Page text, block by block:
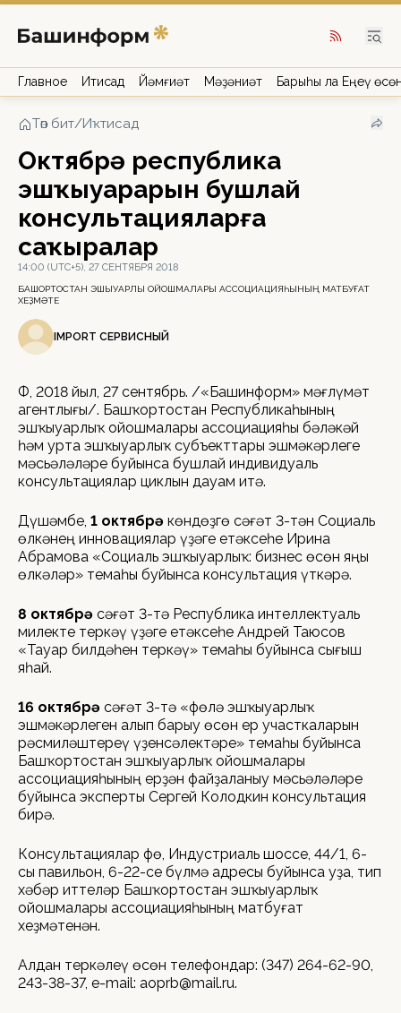
Главное Иҡтисад Йәмғиәт Мәҙәниәт Барыһы ла Еңеү
Төп бит/Иҡтисад
Октябрҙә республика
эшҡыуарҙарын бушлай
консультацияларға
саҡыралар
14:00 (UTC+5), 27 СЕНТЯБРЯ 2018
БАШҠОРТОСТАН ЭШҠЫУАРЛЫҠ ОЙОШМАЛАРЫ АССОЦИАЦИЯҺЫНЫҢ МАТБУҒАТ
ХЕҘМӘТЕ
IMPORT СЕРВИСНЫЙ
ӨФӨ, 2018 йыл, 27 сентябрь. /«Башинформ» мәғлүмәт
агентлығы/. Башҡортостан Республикаһының
эшҡыуарлыҡ ойошмалары ассоциацияһы бәләкәй
һәм урта эшҡыуарлыҡ субъекттары эшмәкәрлеге
мәсьәләләре буйынса бушлай индивидуаль
консультациялар циклын дауам итә.
Дүшәмбе, 1 октябрҙә көндөҙгө сәғәт 3-тән Социаль
өлкәнең инновациялар үҙәге етәксеһе Ирина
Абрамова «Социаль эшҡыуарлыҡ: бизнес өсөн яңы
өлкәләр» темаһы буйынса консультация үткәрә.
8 октябрҙә сәғәт 3-тә Республика интеллектуаль
милекте теркәү үҙәге етәксеһе Андрей Таюсов
«Тауар билдәһен теркәү» темаһы буйынса сығыш
яһай.
16 октябрҙә сәғәт 3-тә «Өфөлә эшҡыуарлыҡ
эшмәкәрлеген алып барыу өсөн ер участкаларын
рәсмиләштереү үҙенсәлектәре» темаһы буйынса
Башҡортостан эшҡыуарлыҡ ойошмалары
ассоциацияһының ерҙән файҙаланыу мәсьәләләре
буйынса эксперты Сергей Колодкин консультация
бирә.
Консультациялар Өфө, Индустриаль шоссе, 44/1, 6-
сы павильон, 6-22-се бүлмә адресы буйынса уҙа, тип
хәбәр иттеләр Башҡортостан эшҡыуарлыҡ
ойошмалары ассоциацияһының матбуғат
хеҙмәтенән.
Алдан теркәлеү өсөн телефондар: (347) 264-62-90,
243-38-37, e-mail: aoprb@mail.ru.